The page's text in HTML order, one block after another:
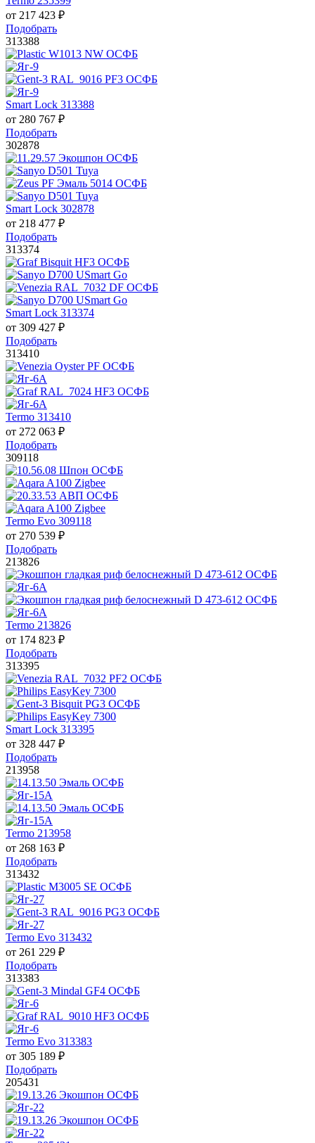
от 217 423 ₽
Подобрать
313388
Smart Lock 313388
от 280 767 ₽
Подобрать
302878
Smart Lock 302878
от 218 477 ₽
Подобрать
313374
Smart Lock 313374
от 309 427 ₽
Подобрать
313410
Termo 313410
от 272 063 ₽
Подобрать
309118
Termo Evo 309118
от 270 539 ₽
Подобрать
213826
Termo 213826
от 174 823 ₽
Подобрать
313395
Smart Lock 313395
от 328 447 ₽
Подобрать
213958
Termo 213958
от 268 163 ₽
Подобрать
313432
Termo Evo 313432
от 261 229 ₽
Подобрать
313383
Termo Evo 313383
от 305 189 ₽
Подобрать
205431